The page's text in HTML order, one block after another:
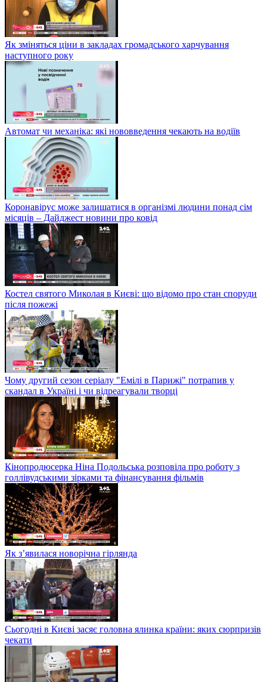
Як зміняться ціни в закладах громадського харчування
наступного року
Автомат чи механіка: які нововведення чекають на водіїв
Коронавірус може залишатися в організмі людини понад сім
місяців – Дайджест новини про ковід
Костел святого Миколая в Києві: що відомо про стан споруди
після пожежі
Чому другий сезон серіалу "Емілі в Парижі" потрапив у
скандал в Україні і чи відреагували творці
Кінопродюсерка Ніна Подольська розповіла про роботу з
голлівудськими зірками та фінансування фільмів
Як з’явилася новорічна гірлянда
Сьогодні в Києві засяє головна ялинка країни: яких сюрпризів
чекати